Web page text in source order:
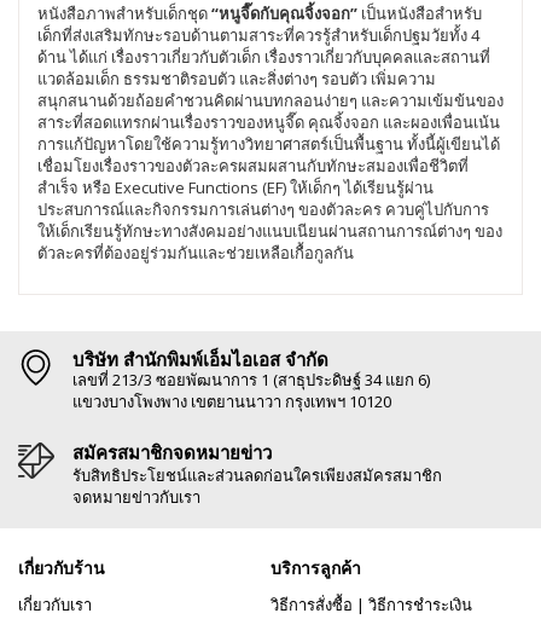
หนังสือภาพสำหรับเด็กชุด“หนูจี๊ดกับคุณจิ้งจอก” เป็นหนังสือสำหรับ
เด็กที่ส่งเสริมทักษะรอบด้านตามสาระที่ควรรู้สำหรับเด็กปฐมวัยทั้ง 4
ด้าน ได้แก่ เรื่องราวเกี่ยวกับตัวเด็ก เรื่องราวเกี่ยวกับบุคคลและสถานที่
แวดล้อมเด็ก ธรรมชาติรอบตัว และสิ่งต่างๆ รอบตัว เพิ่มความ
สนุกสนานด้วยถ้อยคำชวนคิดผ่านบทกลอนง่ายๆ และความเข้มข้นของ
สาระที่สอดแทรกผ่านเรื่องราวของหนูจี๊ด คุณจิ้งจอก และผองเพื่อนเน้น
การแก้ปัญหาโดยใช้ความรู้ทางวิทยาศาสตร์เป็นพื้นฐาน ทั้งนี้ผู้เขียนได้
เชื่อมโยงเรื่องราวของตัวละครผสมผสานกับทักษะสมองเพื่อชีวิตที่
สำเร็จ หรือ Executive Functions (EF) ให้เด็กๆ ได้เรียนรู้ผ่าน
ประสบการณ์และกิจกรรมการเล่นต่างๆ ของตัวละคร ควบคู่ไปกับการ
ให้เด็กเรียนรู้ทักษะทางสังคมอย่างแนบเนียนผ่านสถานการณ์ต่างๆ ของ
ตัวละครที่ต้องอยู่ร่วมกันและช่วยเหลือเกื้อกูลกัน
บริษัท สำนักพิมพ์เอ็มไอเอส จำกัด
เลขที่ 213/3 ซอยพัฒนาการ 1 (สาธุประดิษฐ์ 34 แยก 6)
แขวงบางโพงพาง เขตยานนาวา กรุงเทพฯ 10120
สมัครสมาชิกจดหมายข่าว
รับสิทธิประโยชน์และส่วนลดก่อนใครเพียงสมัครสมาชิก
จดหมายข่าวกับเรา
เกี่ยวกับร้าน
เกี่ยวกับเรา
บริการลูกค้า
วิธีการสั่งซื้อ | วิธีการชำระเงิน